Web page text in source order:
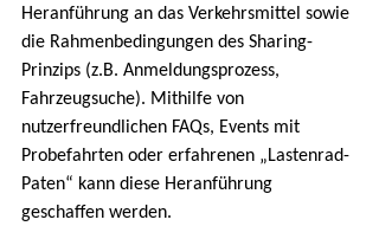
Heranführung an das Verkehrsmittel sowie
die Rahmenbedingungen des Sharing-
Prinzips (z.B. Anmeldungsprozess,
Fahrzeugsuche). Mithilfe von
nutzerfreundlichen FAQs, Events mit
Probefahrten oder erfahrenen „Lastenrad-
Paten“ kann diese Heranführung
geschaffen werden.